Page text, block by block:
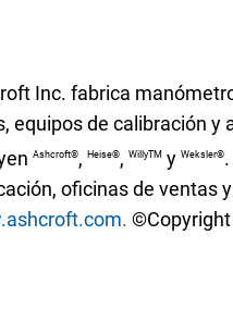
Inc. fabrica
equipos de calibración y
Ashcroft®,Heise®,WillyTM yWeksler®
oficinas de ventas
©Copyright